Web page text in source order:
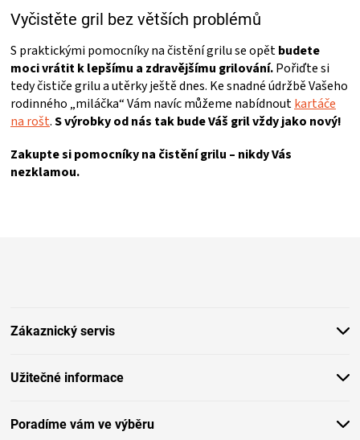
v
y
v
ý
p
i
s
Vyčistěte gril bez větších problémů
S praktickými pomocníky na čistění grilu se opětbudete
moci vrátit k lepšímu a zdravějšímu grilování.Pořiďte si
tedy čističe grilu a utěrky ještě dnes. Ke snadné údržbě Vašeho
rodinného „miláčka“ Vám navíc můžeme nabídnoutkartáče
na rošt.S výrobky od nás tak bude Váš gril vždy jako nový!
Zakupte si pomocníky na čistění grilu – nikdy Vás
nezklamou.
Zákaznický servis
Užitečné informace
Poradíme vám ve výběru